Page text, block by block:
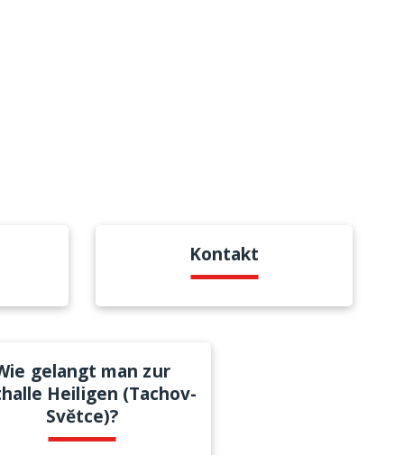
Kontakt
gelangt man zur
Heiligen (Tachov-
Světce)?